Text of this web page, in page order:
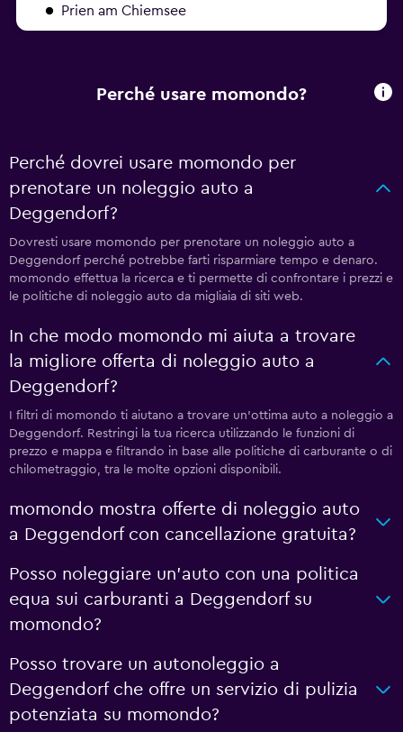
Prien am Chiemsee
Perché usare momondo?
Perché dovrei usare momondo per
prenotare un noleggio auto a
Deggendorf?
Dovresti usare momondo per prenotare un noleggio auto a
Deggendorf perché potrebbe farti risparmiare tempo e denaro.
momondo effettua la ricerca e ti permette di confrontare i prezzi e
le politiche di noleggio auto da migliaia di siti web.
In che modo momondo mi aiuta a trovare
la migliore offerta di noleggio auto a
Deggendorf?
I filtri di momondo ti aiutano a trovare un'ottima auto a noleggio a
Deggendorf. Restringi la tua ricerca utilizzando le funzioni di
prezzo e mappa e filtrando in base alle politiche di carburante o di
chilometraggio, tra le molte opzioni disponibili.
momondo mostra offerte di noleggio auto
a Deggendorf con cancellazione gratuita?
Posso noleggiare un'auto con una politica
equa sui carburanti a Deggendorf su
momondo?
Posso trovare un autonoleggio a
Deggendorf che offre un servizio di pulizia
potenziata su momondo?